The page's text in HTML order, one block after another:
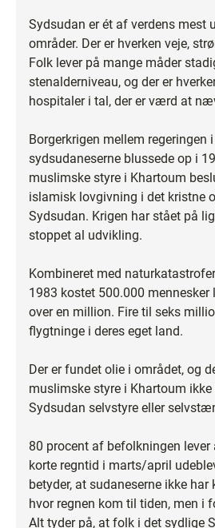
Sydsudan er ét af verdens mest
områder. Der er hverken veje,
Folk lever på mange måder
stenalderniveau, og der er
hospitaler i tal, der er værd at
Borgerkrigen mellem regeringen
sydsudaneserne blussede op i
muslimske styre i Khartoum
islamisk lovgivning i det kristne
Sydsudan. Krigen har stået på
stoppet al udvikling.
Kombineret med
1983 kostet 500.000
over en million. Fire til seks
flygtninge i deres eget land.
Der er fundet olie i området, og
muslimske styre i Khartoum
Sydsudan selvstyre eller
80 procent af befolkningen lever
korte regntid i marts/april
betyder, at sudaneserne ikke
hvor regnen kom til tiden, men i
Alt tyder på, at folk i det sydlige